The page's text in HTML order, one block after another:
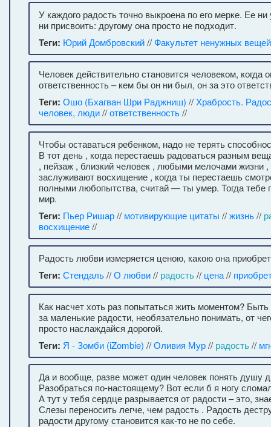
У каждого радость точно выкроена по его мерке. Ее ни
ни присвоить: другому она просто не подходит.
Теги: Юрий Домбровский//Факультет ненужных вещей
Человек действительно становится человеком, когда
ответственность – кем бы он ни был, он за это
Теги: Ошо (Бхагван Шри Раджниш) // Храбрость.
человек, люди//ответственность//
Чтобы оставаться ребенком, надо не терять
В тот день , когда перестаешь радоваться разным
, пейзаж , близкий человек , любыми мелочами жизни ,
заслуживают восхищение , когда ты перестаешь
полными любопытства, считай — ты умер. Тогда тебе
мир.
Теги: Пьер Ришар// мотивирующие цитаты //жизнь//
восхищение//
Радость любви измеряется ценою, какою она
Теги: Стендаль//О любви// радость// цена//
Как насчет хоть раз попытаться жить моментом? Быть
за маленькие радости, необязательно понимать, от
просто наслаждайся дорогой.
Теги: Я - Зомби (iZombie) //Оливия Мур// радость//
Да и вообще, разве может один человек понять душу
Разобраться по-настоящему? Вот если б я ногу
А тут у тебя сердце разрывается от радости – это,
Слезы переносить легче, чем радость . Радость
радости другому становится как-то не по себе.